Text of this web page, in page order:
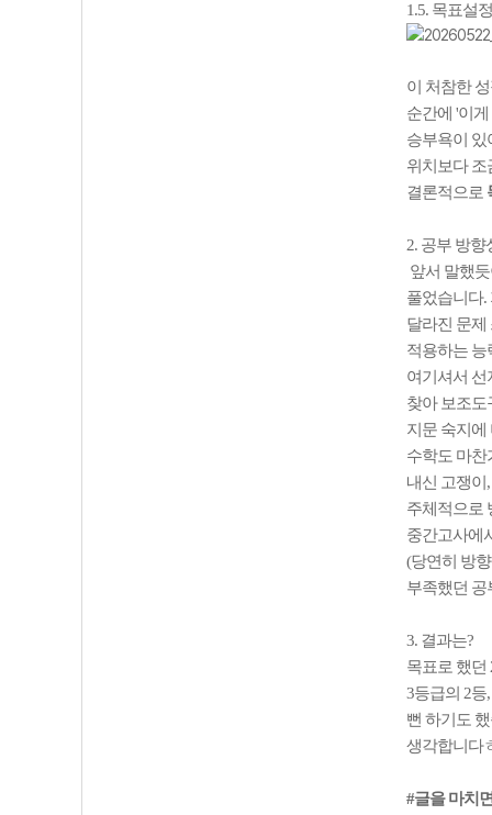
1.5. 목표설정
이 처참한
순간에 '이
승부욕이 있
위치보다 조
결론적으로
2. 공부 방
앞서 말했
풀었습니다.
달라진 문제
적용하는 능
여기셔서 선
찾아 보조도
지문 숙지에
수학도 마찬
내신 고쟁이
주체적으로
중간고사에
(당연히 방
부족했던 공
3. 결과는?
목표로 했던
3등급의 2등
뻔 하기도
생각합니다
#글을 마치